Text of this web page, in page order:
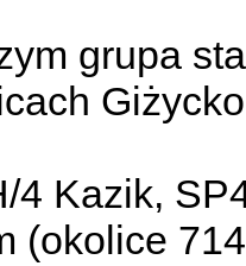
grupa
4 Kazik,
(okolice